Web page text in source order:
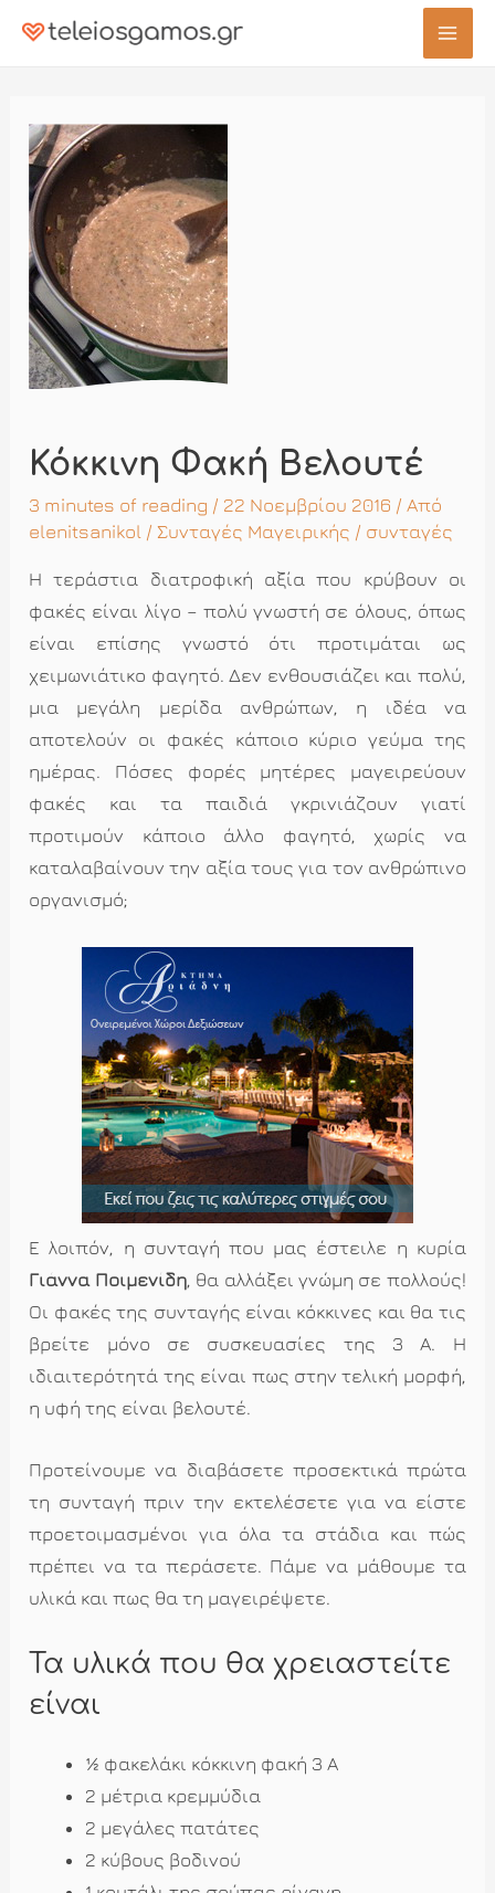
Μετάβαση
στο
Κόκκινη Φακή Βελουτέ
3 minutes of reading / 22 Νοεμβρίου 2016 / Από
elenitsanikol /Συνταγές Μαγειρικής / συνταγές
Η τεράστια διατροφική αξία που κρύβουν οι
φακές είναι λίγο – πολύ γνωστή σε όλους, όπως
είναι επίσης γνωστό ότι προτιμάται ως
χειμωνιάτικο φαγητό. Δεν ενθουσιάζει και πολύ,
μια μεγάλη μερίδα ανθρώπων, η ιδέα να
αποτελούν οι φακές κάποιο κύριο γεύμα της
ημέρας. Πόσες φορές μητέρες μαγειρεύουν
φακές και τα παιδιά γκρινιάζουν γιατί
προτιμούν κάποιο άλλο φαγητό, χωρίς να
καταλαβαίνουν την αξία τους για τον ανθρώπινο
οργανισμό;
Ε λοιπόν, η συνταγή που μας έστειλε η κυρία
Γιάννα Ποιμενίδη, θα αλλάξει γνώμη σε πολλούς!
Οι φακές της συνταγής είναι κόκκινες και θα τις
βρείτε μόνο σε συσκευασίες της 3 Α. Η
ιδιαιτερότητά της είναι πως στην τελική μορφή,
η υφή της είναι βελουτέ.
Προτείνουμε να διαβάσετε προσεκτικά πρώτα
τη συνταγή πριν την εκτελέσετε για να είστε
προετοιμασμένοι για όλα τα στάδια και πώς
πρέπει να τα περάσετε. Πάμε να μάθουμε τα
υλικά και πως θα τη μαγειρέψετε.
Τα υλικά που θα χρειαστείτε
είναι
½ φακελάκι κόκκινη φακή 3 Α
2 μέτρια κρεμμύδια
2 μεγάλες πατάτες
2 κύβους βοδινού